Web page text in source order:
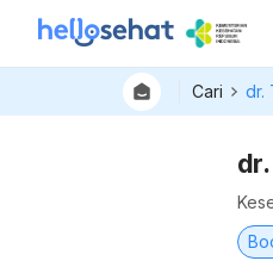
Cari dr.